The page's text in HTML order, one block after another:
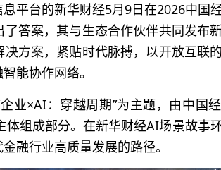
平台的新华财经5月9日在2026中国
答案，其与生态合作伙伴共同发布
方案，紧贴时代脉搏，以开放互联
能协作网络。
业×AI：穿越周期”为主题，由中国
组成部分。在新华财经AI场景故事
融行业高质量发展的路径。